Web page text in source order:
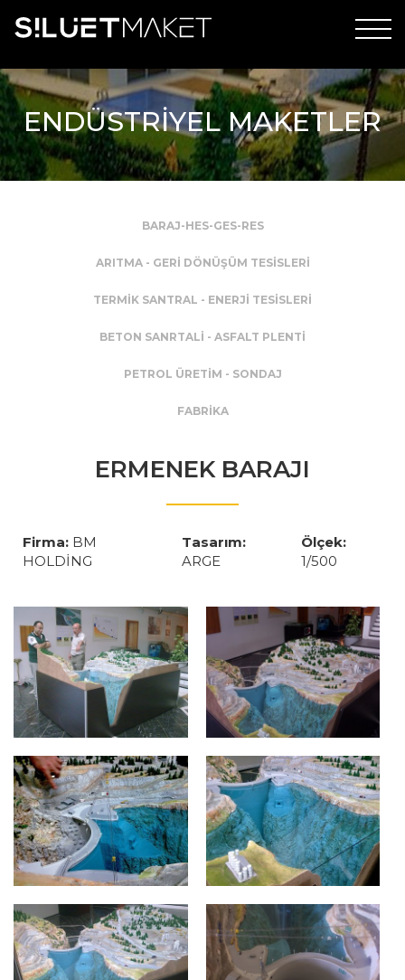
ENDÜSTRİYEL MAKETLER
BARAJ-HES-GES-RES
ARITMA - GERİ DÖNÜŞÜM TESİSLERİ
TERMİK SANTRAL - ENERJİ TESİSLERİ
BETON SANRTALİ - ASFALT PLENTİ
PETROL ÜRETİM - SONDAJ
FABRİKA
ERMENEK BARAJI
Firma: BM
HOLDİNG
Tasarım:
ARGE
Ölçek:
1/500
ERMENEK BARAJI
KARAMAN
ERMENEK BARAJI
KARAMAN
ERMENEK BARAJI
KARAMAN
ERMENEK BARAJI
KARAMAN